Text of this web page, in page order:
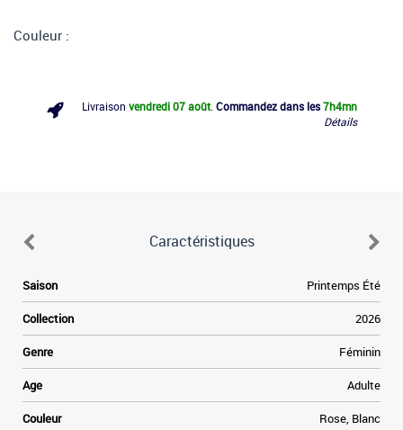
Couleur :
Livraison vendredi 07 août. Commandez dans les 7h4mn
Détails
Caractéristiques
Saison Printemps Été
Collection 2026
Genre Féminin
Age Adulte
Couleur Rose, Blanc